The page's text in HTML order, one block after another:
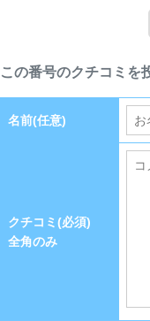
この番号のクチコミを
名前(任意)
クチコミ(必須)
全角のみ